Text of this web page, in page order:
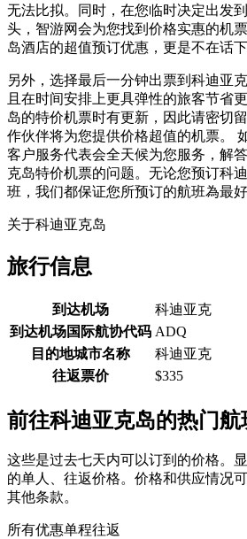
无法比拟。同时，在您临时决定出发
头，智游网会为您找到价格实惠的机
岛酒店的超值预订优惠，更是不在话
另外，选择最后一分钟出票到科迪亚
且在时间安排上更具弹性的旅客节省
岛的特价机票时有更新，因此请密切
作伙伴将为您提供价格超值的机票。
客户服务代表会全天候为您服务，解
克岛特价机票的问题。无论您预订科
班，我们都保证您所预订的航班為最好
关于科迪亚克岛
旅行信息
到达机场
科迪亚克
到达机场国际航协代码 ADQ
目的地城市名称
科迪亚克
往返票价
$335
前往科迪亚克岛的热门航
这些是过去七天内可以订到的价格。
的单人、往返价格。价格和供应情况
其他条款。
所有优惠单程往返